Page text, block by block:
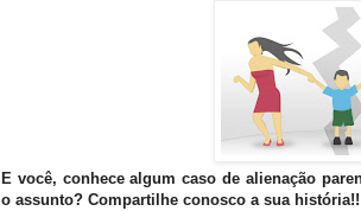
E você, conhece algum caso de alienação
o assunto? Compartilhe conosco a sua